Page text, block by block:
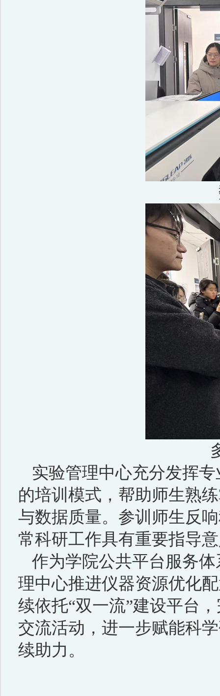
实验管理中心充分发挥
的培训模式，帮助师生熟
与数据质量。参训师生反
常科研工作具有重要指导
作为学院公共平台服务
理中心推进仪器资源优化
续依托“双一流”建设平台
交流活动，进一步赋能科
续助力。